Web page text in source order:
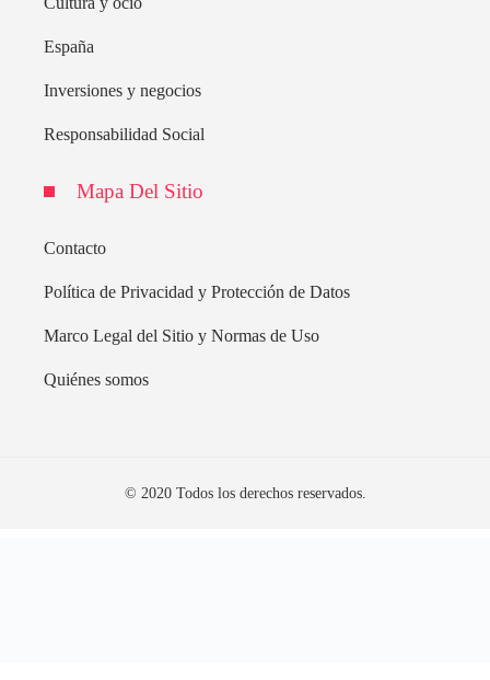
España
Inversiones y negocios
Responsabilidad Social
Mapa Del Sitio
Contacto
Política de Privacidad y Protección de Datos
Marco Legal del Sitio y Normas de Uso
Quiénes somos
© 2020 Todos los derechos reservados.